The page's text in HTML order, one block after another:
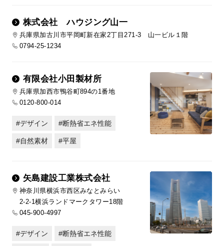
株式会社 ハウジング山一
兵庫県加古川市平岡町新在家2丁目271-3 山一ビル１階
0794-25-1234
有限会社小田製材所
兵庫県加西市鴨谷町894の1番地
0120-800-014
デザイン 断熱省エネ性能
自然素材 平屋
矢島建設工業株式会社
神奈川県横浜市西区みなとみらい
2-2-1横浜ランドマークタワー18階
045-900-4997
デザイン 断熱省エネ性能